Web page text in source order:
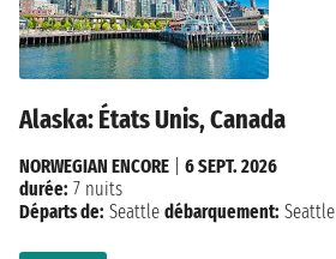
Alaska: États Unis, Canada
NORWEGIAN ENCORE
6 SEPT. 2026
durée: 7 nuits
Départs de: Seattle débarquement: Seattle